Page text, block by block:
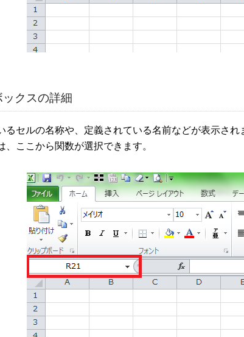
ックスの詳細
るセルの名称や、定義されている名前などが表示され
、ここから関数が選択できます。